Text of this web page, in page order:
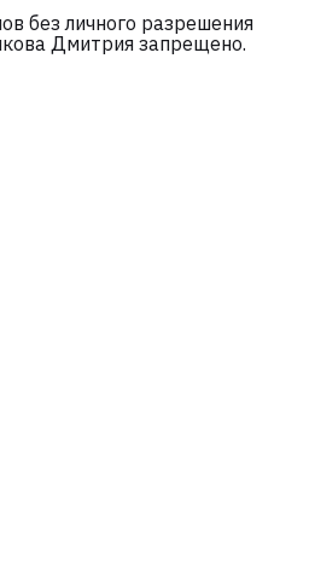
без личного разрешения
Дмитрия запрещено.